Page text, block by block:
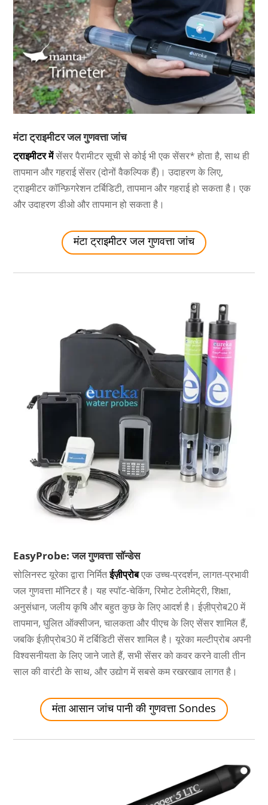
मंटा ट्राइमीटर जल गुणवत्ता जांच
ट्राइमीटर मेंसेंसर पैरामीटर सूची से कोई भी एक सेंसर* होता है, साथ ही
तापमान और गहराई सेंसर (दोनों वैकल्पिक हैं)। उदाहरण के लिए,
ट्राइमीटर कॉन्फ़िगरेशन टर्बिडिटी, तापमान और गहराई हो सकता है। एक
और उदाहरण डीओ और तापमान हो सकता है।
मंटा ट्राइमीटर जल गुणवत्ता जांच
EasyProbe: जल गुणवत्ता सॉन्डेस
सोलिनस्ट यूरेका द्वारा निर्मितईज़ीप्रोबएक उच्च-प्रदर्शन, लागत-प्रभावी
जल गुणवत्ता मॉनिटर है। यह स्पॉट-चेकिंग, रिमोट टेलीमेट्री, शिक्षा,
अनुसंधान, जलीय कृषि और बहुत कुछ के लिए आदर्श है। ईज़ीप्रोब20 में
तापमान, घुलित ऑक्सीजन, चालकता और पीएच के लिए सेंसर शामिल हैं,
जबकि ईज़ीप्रोब30 में टर्बिडिटी सेंसर शामिल है। यूरेका मल्टीप्रोब अपनी
विश्वसनीयता के लिए जाने जाते हैं, सभी सेंसर को कवर करने वाली तीन
साल की वारंटी के साथ, और उद्योग में सबसे कम रखरखाव लागत है।
मंता आसान जांच पानी की गुणवत्ता Sondes